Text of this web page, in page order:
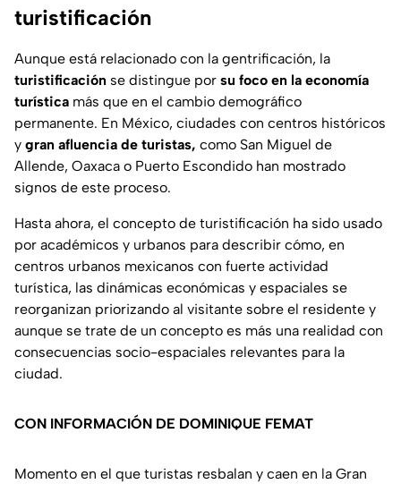
turistificación
Aunque está relacionado con la gentrificación, la
turistificación se distingue por su foco en la economía
turística más que en el cambio demográfico
permanente. En México, ciudades con centros históricos
y gran afluencia de turistas, como San Miguel de
Allende, Oaxaca o Puerto Escondido han mostrado
signos de este proceso.
Hasta ahora, el concepto de turistificación ha sido usado
por académicos y urbanos para describir cómo, en
centros urbanos mexicanos con fuerte actividad
turística, las dinámicas económicas y espaciales se
reorganizan priorizando al visitante sobre el residente y
aunque se trate de un concepto es más una realidad con
consecuencias socio-espaciales relevantes para la
ciudad.
CON INFORMACIÓN DE DOMINIQUE FEMAT
Momento en el que turistas resbalan y caen en la Gran